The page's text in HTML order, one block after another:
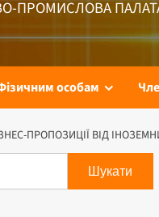
ПРОМИСЛОВА
особам
ПРОПОЗИЦІЇ ВІД